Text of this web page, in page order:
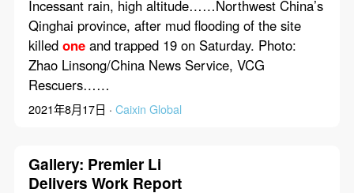
Incessant rain, high altitude……Northwest China’s
Qinghai province, after mud flooding of the site
killed oneand trapped 19 on Saturday. Photo:
Zhao Linsong/China News Service, VCG
Rescuers……
2021年8月17日 · Caixin Global
Gallery: Premier Li
Delivers Work Report